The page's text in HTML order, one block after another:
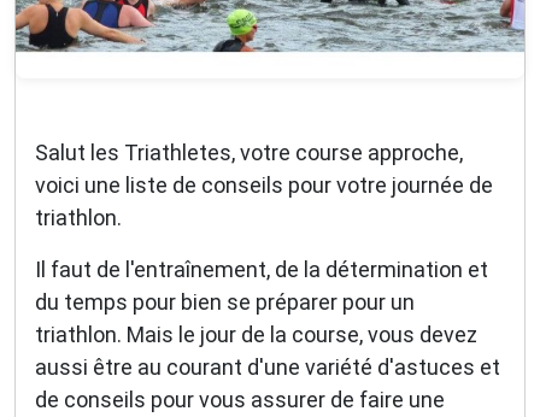
Salut les Triathletes, votre course approche,
voici une liste de conseils pour votre journée de
triathlon.
Il faut de l'entraînement, de la détermination et
du temps pour bien se préparer pour un
triathlon. Mais le jour de la course, vous devez
aussi être au courant d'une variété d'astuces et
de conseils pour vous assurer de faire une